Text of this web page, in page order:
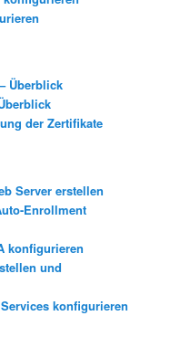
Überblick
der Zertifikate
Server erstellen
Enrollment
konfigurieren
und
konfigurieren